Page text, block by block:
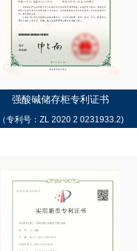
强酸碱储存柜专利证书
（专利号：ZL 2020 2 0231933.2)